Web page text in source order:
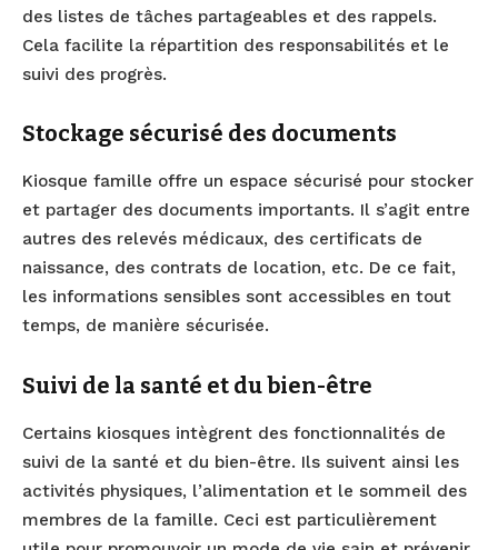
des listes de tâches partageables et des rappels.
Cela facilite la répartition des responsabilités et le
suivi des progrès.
Stockage sécurisé des documents
Kiosque famille offre un espace sécurisé pour stocker
et partager des documents importants. Il s’agit entre
autres des relevés médicaux, des certificats de
naissance, des contrats de location, etc. De ce fait,
les informations sensibles sont accessibles en tout
temps, de manière sécurisée.
Suivi de la santé et du bien-être
Certains kiosques intègrent des fonctionnalités de
suivi de la santé et du bien-être. Ils suivent ainsi les
activités physiques, l’alimentation et le sommeil des
membres de la famille. Ceci est particulièrement